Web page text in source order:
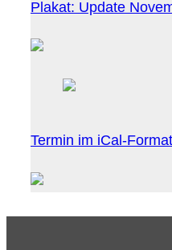
Plakat: Update
Termin im iCal-